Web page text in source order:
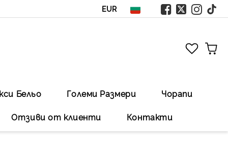
EUR
Бельо Големи Размери Чорапи
Отзиви от клиенти Контакти